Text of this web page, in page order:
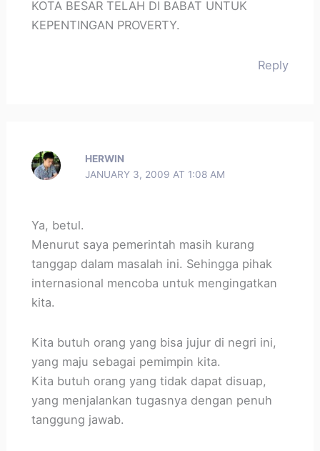
KOTA BESAR TELAH DI BABAT UNTUK
KEPENTINGAN PROVERTY.
Reply
HERWIN
JANUARY 3, 2009 AT 1:08 AM
Ya, betul.
Menurut saya pemerintah masih kurang
tanggap dalam masalah ini. Sehingga pihak
internasional mencoba untuk mengingatkan
kita.
Kita butuh orang yang bisa jujur di negri ini,
yang maju sebagai pemimpin kita.
Kita butuh orang yang tidak dapat disuap,
yang menjalankan tugasnya dengan penuh
tanggung jawab.